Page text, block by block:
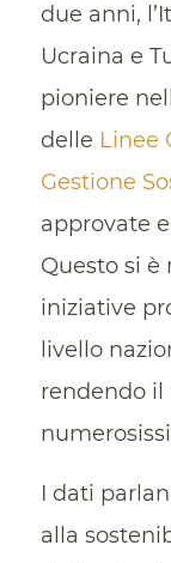
due anni,
Ucraina e
pioniere
delle Linee
Gestione
approvate
Questo si è
iniziative
livello
rendendo il
I dati
alla